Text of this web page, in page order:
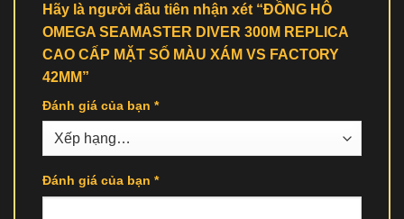
Hãy là người đầu tiên nhận xét “ĐỒNG HÔ
OMEGA SEAMASTER DIVER 300M REPLICA
CAO CẤP MẶT SỐ MÀU XÁM VS FACTORY
42MM”
Đánh giá của bạn *
Đánh giá của bạn *